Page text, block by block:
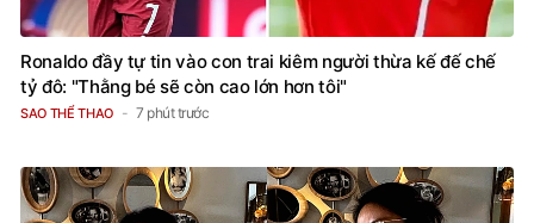
Ronaldo đầy tự tin vào con trai kiêm người thừa kế đế chế
tỷ đô: "Thằng bé sẽ còn cao lớn hơn tôi"
SAO THỂ THAO 7 phút trước